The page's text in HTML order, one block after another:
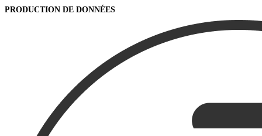
PRODUCTION DE DONNÉES